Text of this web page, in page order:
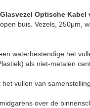
Optische Kabel
buis. Vezels, 250μm,
waterbestendige het
als niet-metalen
vullen van
over de